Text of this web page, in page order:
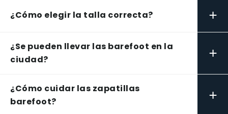
¿Cómo elegir la talla correcta? +
¿Se pueden llevar las barefoot en la
ciudad?
+
¿Cómo cuidar las zapatillas
barefoot?
+